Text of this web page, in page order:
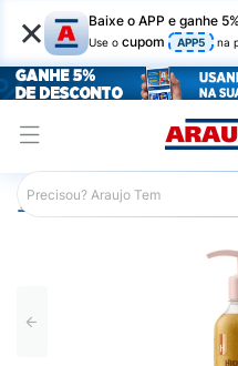
× Baixe o APP e ganhe
Use o cupom APP5 na
Araujo Beleza e